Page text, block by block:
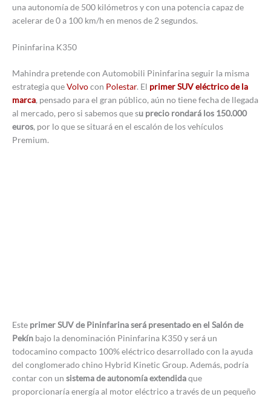
una autonomía de 500 kilómetros y con una potencia capaz de
acelerar de 0 a 100 km/h en menos de 2 segundos.
Pininfarina K350
Mahindra pretende con Automobili Pininfarina seguir la misma
estrategia queVolvocon Polestar. El primer SUV eléctrico de la
marca, pensado para el gran público, aún no tiene fecha de llegada
al mercado, pero si sabemos que su precio rondará los 150.000
euros, por lo que se situará en el escalón de los vehículos
Premium.
Este primer SUV de Pininfarina será presentado en el Salón de
Pekín bajo la denominación Pininfarina K350 y será un
todocamino compacto 100% eléctrico desarrollado con la ayuda
del conglomerado chino Hybrid Kinetic Group. Además, podría
contar con un sistema de autonomía extendidaque
proporcionaría energía al motor eléctrico a través de un pequeño